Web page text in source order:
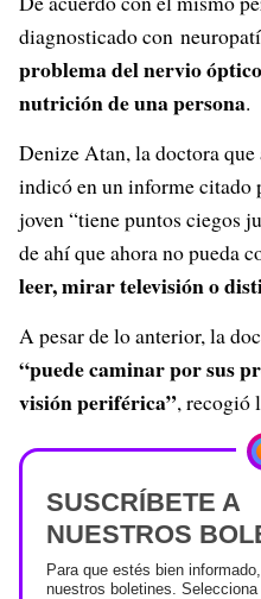
diagnosticado con
problema del nervio
nutrición de una persona.
Denize Atan, la doctora que
indicó en un informe citado
joven “tiene puntos ciegos
de ahí que ahora no pueda
leer, mirar televisión o
A pesar de lo anterior, la
“puede caminar por sus
visión periférica”, recogió
SUSCRÍBETE A
NUESTROS
Para que estés bien
nuestros boletines.